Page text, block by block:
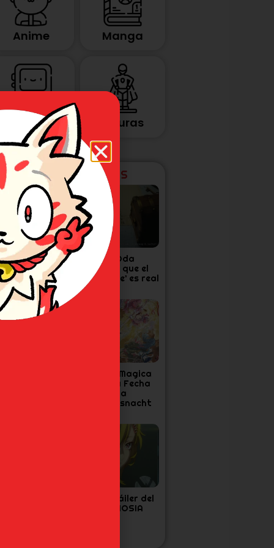
Anime Manga
Videojuegos Figuras
ÚLTIMAS NOTICIAS
Khara
corto por
30 años de
Evangelion
Eiichiro Oda
confirma que el
‘One Piece’ es real
Madoka Magica
Confirma Fecha
Final para
Walpurgisnacht
Nuevo tráiler del
anime GNOSIA